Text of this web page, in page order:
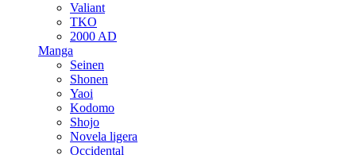
Valiant
TKO
2000 AD
Manga
Seinen
Shonen
Yaoi
Kodomo
Shojo
Novela ligera
Occidental